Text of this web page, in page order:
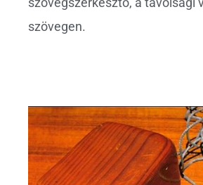
szövegen.